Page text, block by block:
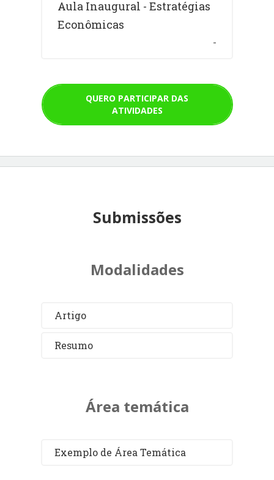
Aula Inaugural - Estratégias
Econômicas
-
QUERO PARTICIPAR DAS
ATIVIDADES
Submissões
Modalidades
Artigo
Resumo
Área temática
Exemplo de Área Temática